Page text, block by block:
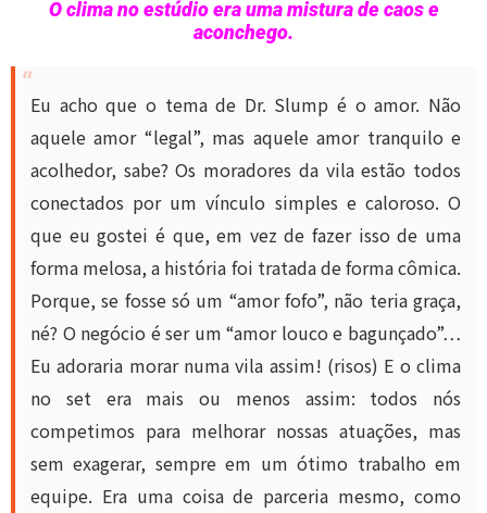
O clima no estúdio era uma mistura de caos e
aconchego.
Eu acho que o tema de Dr. Slump é o amor. Não
aquele amor “legal”, mas aquele amor tranquilo e
acolhedor, sabe? Os moradores da vila estão todos
conectados por um vínculo simples e caloroso. O
que eu gostei é que, em vez de fazer isso de uma
forma melosa, a história foi tratada de forma cômica.
Porque, se fosse só um “amor fofo”, não teria graça,
né? O negócio é ser um “amor louco e bagunçado”…
Eu adoraria morar numa vila assim! (risos) E o clima
no set era mais ou menos assim: todos nós
competimos para melhorar nossas atuações, mas
sem exagerar, sempre em um ótimo trabalho em
equipe. Era uma coisa de parceria mesmo, como